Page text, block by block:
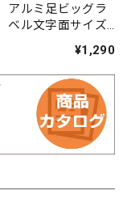
アルミ足ビッグラ
ベル文字面サイズ
¥1,290